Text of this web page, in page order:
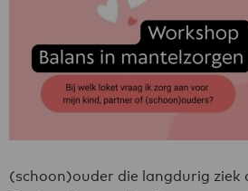
(schoon)ouder die langdurig ziek